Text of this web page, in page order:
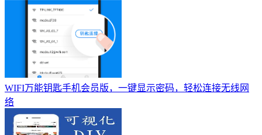
WIFI万能钥匙手机会员版，一键显示密码，轻松连接无线网
络